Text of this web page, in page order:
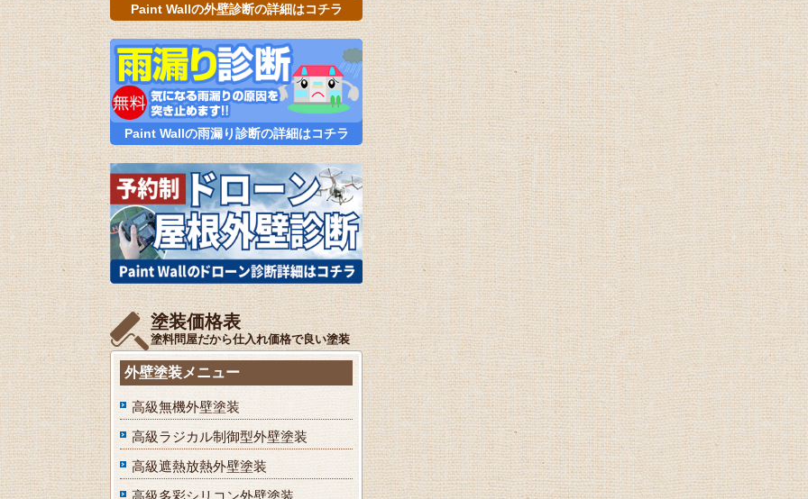
Paint Wallの外壁診断の詳細はコチラ
Paint Wallの雨漏り診断の詳細はコチラ
塗装価格表
塗料問屋だから仕入れ価格で良い塗装
外壁塗装メニュー
高級無機外壁塗装
高級ラジカル制御型外壁塗装
高級遮熱放熱外壁塗装
高級多彩シリコン外壁塗装